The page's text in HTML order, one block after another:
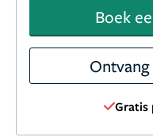
Boek
Gratis